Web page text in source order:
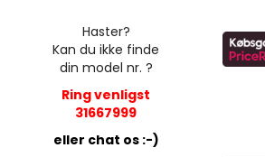
Haster?
Kan du ikke finde
din model nr. ?
Ring venligst
31667999
eller chat os :-)